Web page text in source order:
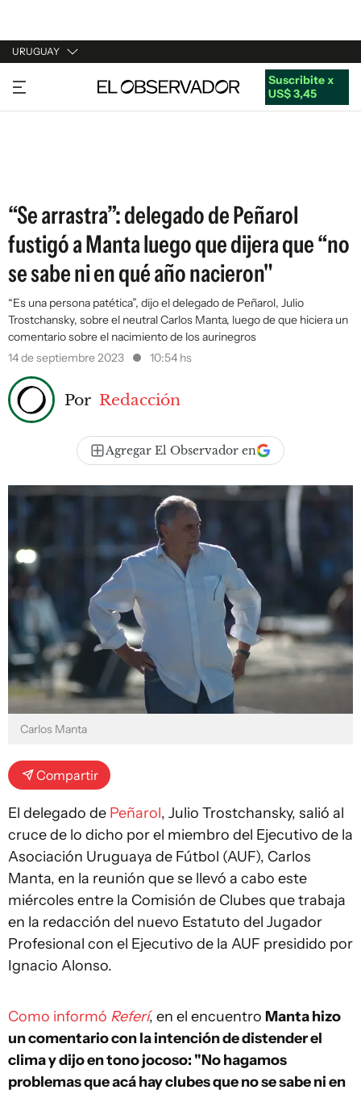
URUGUAY
URUGUAY
ARGENTINA
Suscribite x
US$ 3,45
“Se arrastra”: delegado de Peñarol
fustigó a Manta luego que dijera que “no
se sabe ni en qué año nacieron"
“Es una persona patética”, dijo el delegado de Peñarol, Julio
Trostchansky, sobre el neutral Carlos Manta, luego de que hiciera un
comentario sobre el nacimiento de los aurinegros
14 de septiembre 2023
10:54 hs
Por Redacción
Agregar El Observador en
Carlos Manta
Compartir
El delegado de Peñarol, Julio Trostchansky, salió al
cruce de lo dicho por el miembro del Ejecutivo de la
Asociación Uruguaya de Fútbol (AUF), Carlos
Manta, en la reunión que se llevó a cabo este
miércoles entre la Comisión de Clubes que trabaja
en la redacción del nuevo Estatuto del Jugador
Profesional con el Ejecutivo de la AUF presidido por
Ignacio Alonso.
Como informó Referí, en el encuentro Manta hizo
un comentario con la intención de distender el
clima y dijo en tono jocoso: "No hagamos
problemas que acá hay clubes que no se sabe ni en